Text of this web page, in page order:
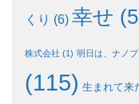
くり (6) 幸せ
株式会社 (1) 明日は、ナノブ
(115) 生まれて来